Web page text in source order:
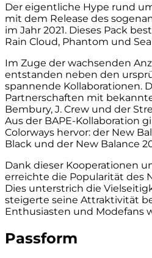
Der eigentliche Hype rund
mit dem Release des
im Jahr 2021. Dieses Pack
Rain Cloud, Phantom und Sea
Im Zuge der wachsenden
entstanden neben den
spannende Kollaborationen.
Partnerschaften mit
Bembury, J. Crew und der
Aus der BAPE-Kollaboration
Colorways hervor: der New
Black und der New Balance
Dank dieser Kooperationen
erreichte die Popularität des
Dies unterstrich die
steigerte seine Attraktivität
Enthusiasten und Modefans
Passform